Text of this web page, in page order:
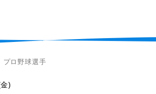
プロ野球選手
)